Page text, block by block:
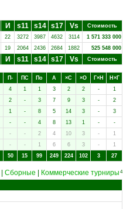
И s11 s14 s17 Vs
Стоимость
22 3272 3987 4632 3114
1 571 333 000
19 2064 2436 2684 1882 525 548 000
И s11 s14 s17 Vs Стоимость
П- ПC Пo А ×C ×O Г×Н
Н×Г
4 1 1 3 2 2 -
1
2 - 3 7 9 3 -
2
1 - 8 5 14 3 -
3
- - 4 8 13 1 -
-
- - 2 4 10 3 -
1
- - 1 6 6 3 -
1
50 15 99 249 224 102 3 27
Сборные Коммерческие турниры 4